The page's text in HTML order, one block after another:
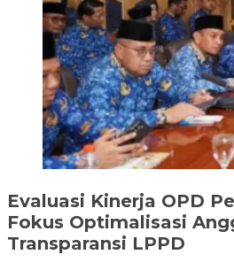
Evaluasi Kinerja OPD
Fokus Optimalisasi
Transparansi LPPD